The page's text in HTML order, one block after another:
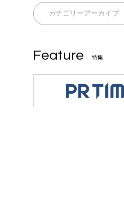
Feature 特集